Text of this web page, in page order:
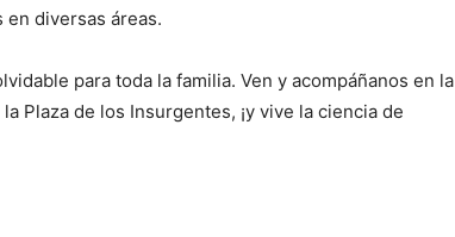
diversas áreas.
para toda la familia. Ven y acompáñanos en la
Plaza de los Insurgentes, ¡y vive la ciencia de